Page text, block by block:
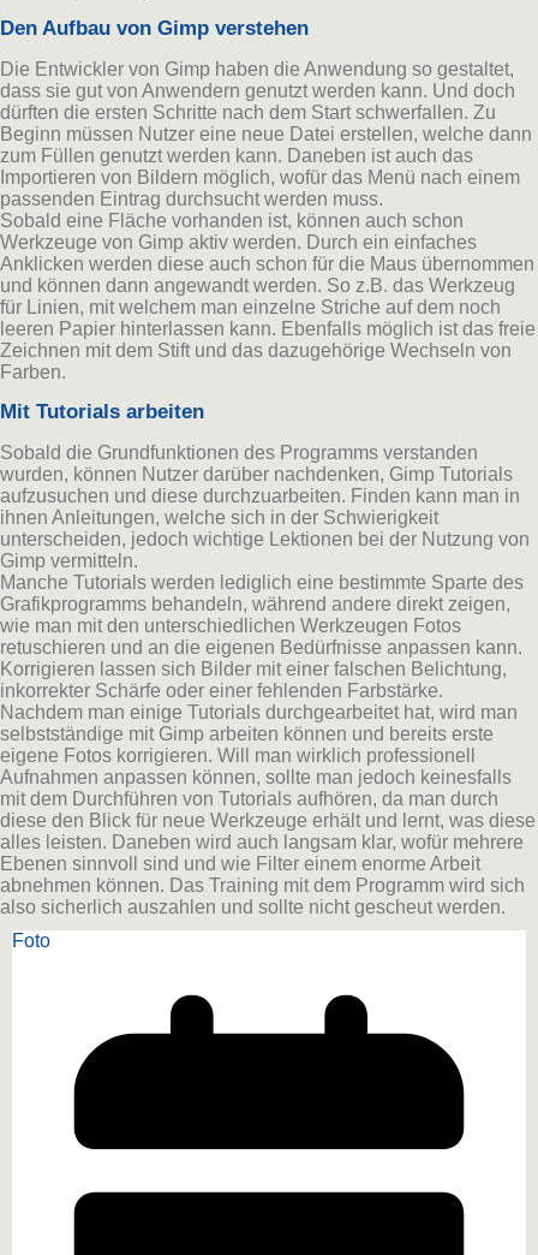
Den Aufbau von Gimp verstehen
Die Entwickler von Gimp haben die Anwendung so gestaltet,
dass sie gut von Anwendern genutzt werden kann. Und doch
dürften die ersten Schritte nach dem Start schwerfallen. Zu
Beginn müssen Nutzer eine neue Datei erstellen, welche dann
zum Füllen genutzt werden kann. Daneben ist auch das
Importieren von Bildern möglich, wofür das Menü nach einem
passenden Eintrag durchsucht werden muss.
Sobald eine Fläche vorhanden ist, können auch schon
Werkzeuge von Gimp aktiv werden. Durch ein einfaches
Anklicken werden diese auch schon für die Maus übernommen
und können dann angewandt werden. So z.B. das Werkzeug
für Linien, mit welchem man einzelne Striche auf dem noch
leeren Papier hinterlassen kann. Ebenfalls möglich ist das freie
Zeichnen mit dem Stift und das dazugehörige Wechseln von
Farben.
Mit Tutorials arbeiten
Sobald die Grundfunktionen des Programms verstanden
wurden, können Nutzer darüber nachdenken, Gimp Tutorials
aufzusuchen und diese durchzuarbeiten. Finden kann man in
ihnen Anleitungen, welche sich in der Schwierigkeit
unterscheiden, jedoch wichtige Lektionen bei der Nutzung von
Gimp vermitteln.
Manche Tutorials werden lediglich eine bestimmte Sparte des
Grafikprogramms behandeln, während andere direkt zeigen,
wie man mit den unterschiedlichen Werkzeugen Fotos
retuschieren und an die eigenen Bedürfnisse anpassen kann.
Korrigieren lassen sich Bilder mit einer falschen Belichtung,
inkorrekter Schärfe oder einer fehlenden Farbstärke.
Nachdem man einige Tutorials durchgearbeitet hat, wird man
selbstständige mit Gimp arbeiten können und bereits erste
eigene Fotos korrigieren. Will man wirklich professionell
Aufnahmen anpassen können, sollte man jedoch keinesfalls
mit dem Durchführen von Tutorials aufhören, da man durch
diese den Blick für neue Werkzeuge erhält und lernt, was diese
alles leisten. Daneben wird auch langsam klar, wofür mehrere
Ebenen sinnvoll sind und wie Filter einem enorme Arbeit
abnehmen können. Das Training mit dem Programm wird sich
also sicherlich auszahlen und sollte nicht gescheut werden.
Foto